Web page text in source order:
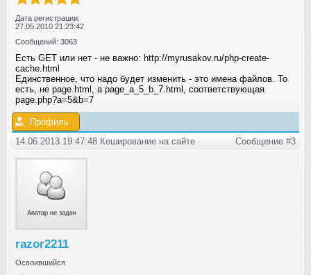
Дата регистрации:
27.05.2010 21:23:42
Сообщений: 3063
Есть GET или нет - не важно: http://myrusakov.ru/php-create-
cache.html
Единственное, что надо будет изменить - это имена файлов. То
есть, не page.html, а page_a_5_b_7.html, соответствующая
page.php?a=5&b=7
Профиль
14.06.2013 19:47:48 Кеширование на сайте
Сообщение #3
razor2211
Освоившийся